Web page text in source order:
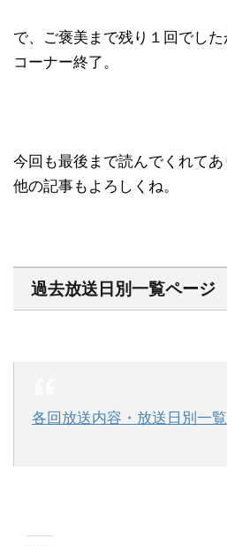
で、ご褒美まで残り１回でした
コーナー終了。
今回も最後まで読んでくれてあ
他の記事もよろしくね。
過去放送日別一覧ページ
各回放送内容・放送日別一覧